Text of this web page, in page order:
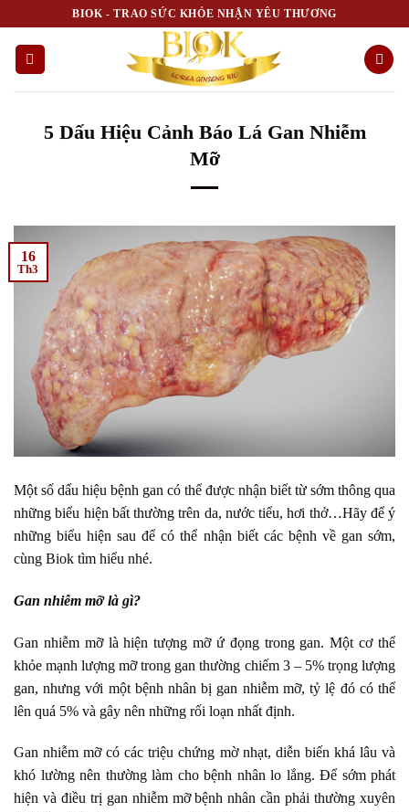
content
BIOK - TRAO SỨC KHỎE NHẬN YÊU THƯƠNG
5 Dấu Hiệu Cảnh Báo Lá Gan Nhiễm
Mỡ
16
Th3
Một số dấu hiệu bệnh gan có thể được nhận biết từ sớm thông qua
những biểu hiện bất thường trên da, nước tiểu, hơi thở…Hãy để ý
những biểu hiện sau để có thể nhận biết các bệnh về gan sớm,
cùng Biok tìm hiểu nhé.
Gan nhiễm mỡ là gì?
Gan nhiễm mỡlà hiện tượng mỡ ứ đọng trong gan. Một cơ thể
khỏe mạnh lượng mỡ trong gan thường chiếm 3 – 5% trọng lượng
gan, nhưng với một bệnh nhân bị gan nhiễm mỡ, tỷ lệ đó có thể
lên quá 5% và gây nên những rối loạn nhất định.
Gan nhiễm mỡ có các triệu chứng mờ nhạt, diễn biến khá lâu và
khó lường nên thường làm cho bệnh nhân lo lắng. Để sớm phát
hiện và điều trị gan nhiễm mỡ bệnh nhân cần phải thường xuyên